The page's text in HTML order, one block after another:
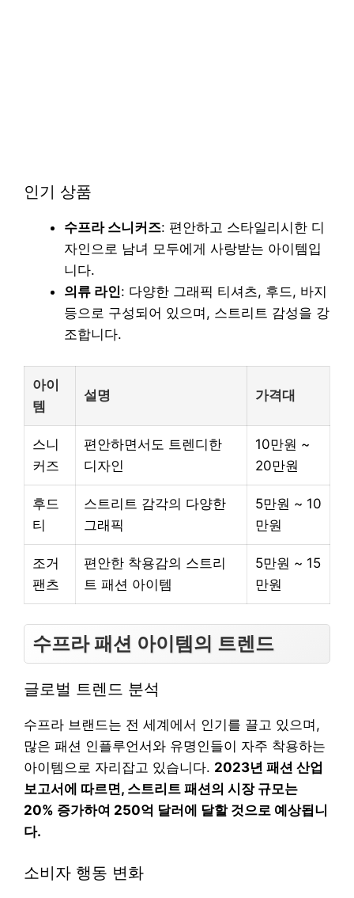
인기 상품
수프라 스니커즈: 편안하고 스타일리시한 디
자인으로 남녀 모두에게 사랑받는 아이템입
니다.
의류 라인: 다양한 그래픽 티셔츠, 후드, 바지
등으로 구성되어 있으며, 스트리트 감성을 강
조합니다.
아이
템
설명 가격대
스니
커즈
편안하면서도 트렌디한
디자인
10만원 ~
20만원
후드
티
스트리트 감각의 다양한
그래픽
5만원 ~ 10
만원
조거
팬츠
편안한 착용감의 스트리
트 패션 아이템
5만원 ~ 15
만원
수프라 패션 아이템의 트렌드
글로벌 트렌드 분석
수프라 브랜드는 전 세계에서 인기를 끌고 있으며,
많은 패션 인플루언서와 유명인들이 자주 착용하는
아이템으로 자리잡고 있습니다. 2023년 패션 산업
보고서에 따르면, 스트리트 패션의 시장 규모는
20% 증가하여 250억 달러에 달할 것으로 예상됩니
다.
소비자 행동 변화